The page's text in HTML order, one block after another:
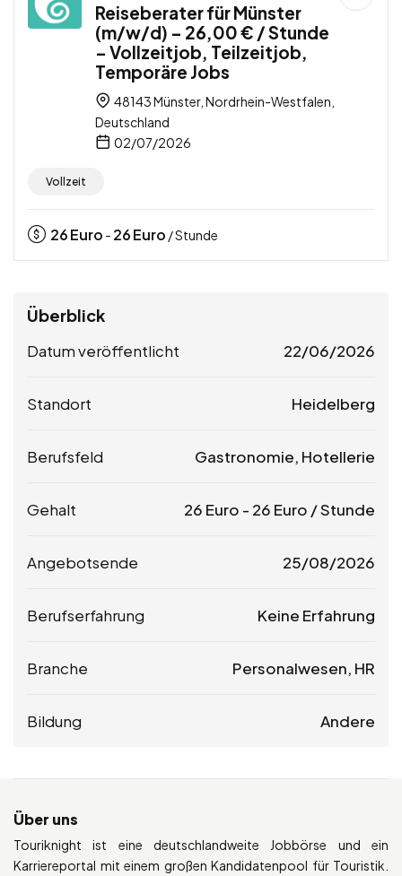
Reiseberater für Münster
(m/w/d) – 26,00 € / Stunde
– Vollzeitjob, Teilzeitjob,
Temporäre Jobs
48143 Münster, Nordrhein-Westfalen,
Deutschland
02/07/2026
Vollzeit
26Euro - 26Euro / Stunde
Überblick
Datum veröffentlicht 22/06/2026
Standort Heidelberg
Berufsfeld Gastronomie, Hotellerie
Gehalt 26 Euro - 26 Euro / Stunde
Angebotsende 25/08/2026
Berufserfahrung Keine Erfahrung
Branche Personalwesen, HR
Bildung Andere
Über uns
Touriknight ist eine deutschlandweite Jobbörse und ein
Karriereportal mit einem großen Kandidatenpool für Touristik.